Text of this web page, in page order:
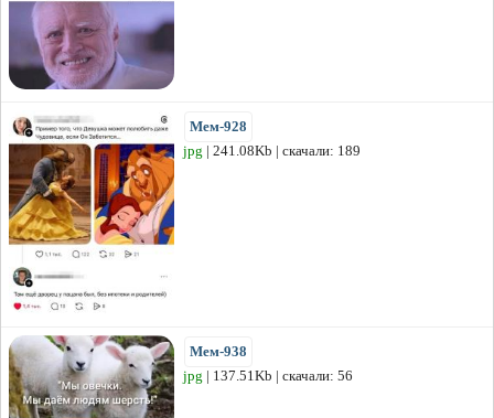
Мем-928
jpg | 241.08Kb | скачали: 189
Мем-938
jpg | 137.51Kb | скачали: 56